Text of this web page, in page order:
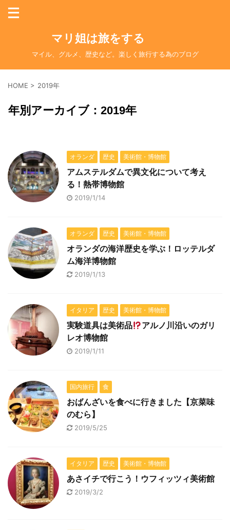
マリ姐は旅をする
マイル、グルメ、歴史など。楽しく旅行する為のブログ
HOME > 2019年
年別アーカイブ：2019年
オランダ 歴史 美術館・博物館
アムステルダムで異文化について考え
る！熱帯博物館
2019/1/14
オランダ 歴史 美術館・博物館
オランダの海洋歴史を学ぶ！ロッテルダ
ム海洋博物館
2019/1/13
イタリア 歴史 美術館・博物館
実験道具は美術品
アルノ川沿いのガリ
レオ博物館
2019/1/11
国内旅行 食
おばんざいを食べに行きました【京菜味
のむら】
2019/5/25
イタリア 歴史 美術館・博物館
あさイチで行こう！ウフィッツィ美術館
2019/3/2